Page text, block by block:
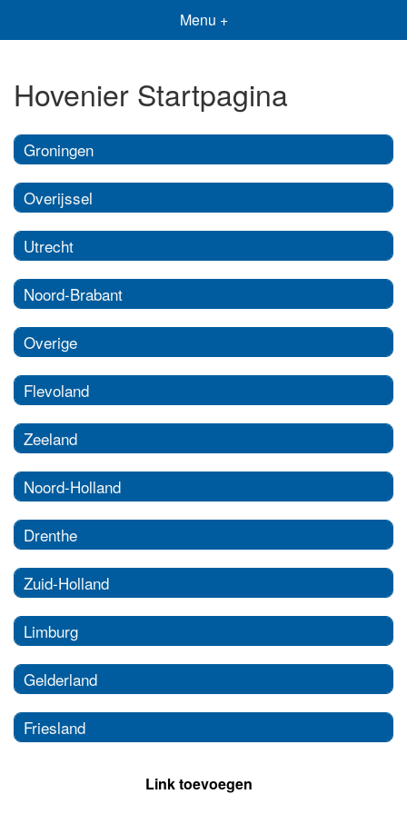
Menu +
Hovenier Startpagina
Groningen
Overijssel
Utrecht
Noord-Brabant
Overige
Flevoland
Zeeland
Noord-Holland
Drenthe
Zuid-Holland
Limburg
Gelderland
Friesland
Link toevoegen